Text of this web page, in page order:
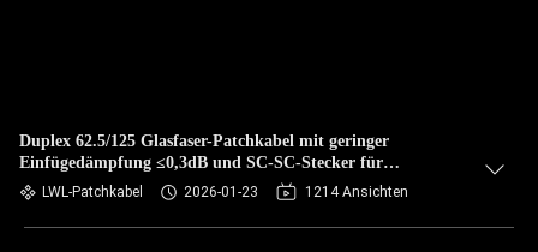
Duplex 62.5/125 Glasfaser-Patchkabel mit geringer
Einfügedämpfung ≤0,3dB und SC-SC-Stecker für
Modenkopplung
LWL-Patchkabel 2026-01-23 1214 Ansichten